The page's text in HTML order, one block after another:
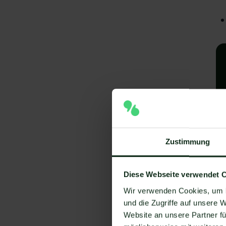
Zustimmung
Diese Webseite verwendet
Wir verwenden Cookies,
und die Zugriffe auf unsere
Website an unsere Partner